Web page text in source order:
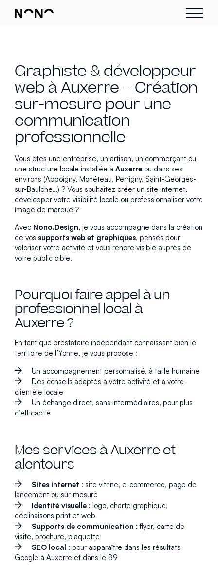
Graphiste & développeur
web à Auxerre – Création
sur-mesure pour une
communication
professionnelle
Vous êtes une entreprise, un artisan, un commerçant ou
une structure locale installée à Auxerre ou dans ses
environs (Appoigny, Monéteau, Perrigny, Saint-Georges-
sur-Baulche…) ? Vous souhaitez créer un site internet,
développer votre visibilité locale ou professionnaliser votre
image de marque ?
Avec Nono.Design, je vous accompagne dans la création
de vos supports web et graphiques, pensés pour
valoriser votre activité et vous rendre visible auprès de
votre public cible.
Pourquoi faire appel à un
professionnel local à
Auxerre ?
En tant que prestataire indépendant connaissant bien le
territoire de l’Yonne, je vous propose :
Un accompagnement personnalisé, à taille humaine
Des conseils adaptés à votre activité et à votre
clientèle locale
Un échange direct, sans intermédiaires, pour plus
d’efficacité
Mes services à Auxerre et
alentours
Sites internet : site vitrine, e-commerce, page de
lancement ou sur-mesure
Identité visuelle : logo, charte graphique,
déclinaisons print et web
Supports de communication : flyer, carte de
visite, brochure, plaquette
SEO local : pour apparaître dans les résultats
Google à Auxerre et dans le 89